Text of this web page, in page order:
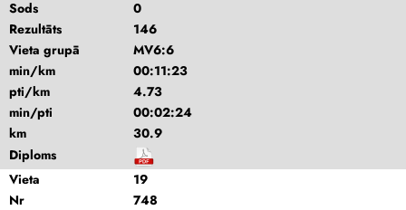
Sods
0
Rezultāts
146
Vieta grupā
MV6:6
min/km
00:11:23
pti/km
4.73
min/pti
00:02:24
km
30.9
Diploms
Vieta
19
Nr
748